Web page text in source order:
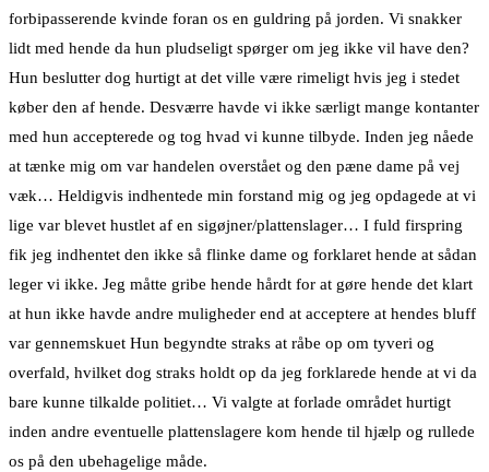
forbipasserende kvinde foran os en guldring på jorden. Vi snakker
lidt med hende da hun pludseligt spørger om jeg ikke vil have den?
Hun beslutter dog hurtigt at det ville være rimeligt hvis jeg i stedet
køber den af hende. Desværre havde vi ikke særligt mange kontanter
med hun accepterede og tog hvad vi kunne tilbyde. Inden jeg nåede
at tænke mig om var handelen overstået og den pæne dame på vej
væk… Heldigvis indhentede min forstand mig og jeg opdagede at vi
lige var blevet hustlet af en sigøjner/plattenslager… I fuld firspring
fik jeg indhentet den ikke så flinke dame og forklaret hende at sådan
leger vi ikke. Jeg måtte gribe hende hårdt for at gøre hende det klart
at hun ikke havde andre muligheder end at acceptere at hendes bluff
var gennemskuet Hun begyndte straks at råbe op om tyveri og
overfald, hvilket dog straks holdt op da jeg forklarede hende at vi da
bare kunne tilkalde politiet… Vi valgte at forlade området hurtigt
inden andre eventuelle plattenslagere kom hende til hjælp og rullede
os på den ubehagelige måde.